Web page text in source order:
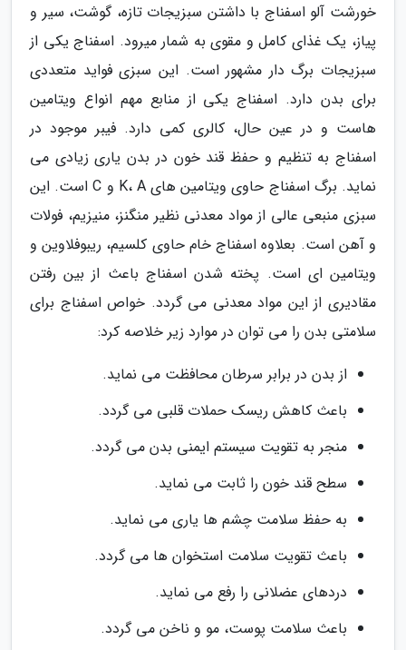
خورشت آلو اسفناج با داشتن سبزیجات تازه، گوشت، سیر و
پیاز، یک غذای کامل و مقوی به شمار میرود. اسفناج یکی از
سبزیجات برگ دار مشهور است. این سبزی فواید متعددی
برای بدن دارد. اسفناج یکی از منابع مهم انواع ویتامین
هاست و در عین حال، کالری کمی دارد. فیبر موجود در
اسفناج به تنظیم و حفظ قند خون در بدن یاری زیادی می
نماید. برگ اسفناج حاوی ویتامین های K، A و C است. این
سبزی منبعی عالی از مواد معدنی نظیر منگنز، منیزیم، فولات
و آهن است. بعلاوه اسفناج خام حاوی کلسیم، ریبوفلاوین و
ویتامین ای است. پخته شدن اسفناج باعث از بین رفتن
مقادیری از این مواد معدنی می گردد. خواص اسفناج برای
سلامتی بدن را می توان در موارد زیر خلاصه کرد:
از بدن در برابر سرطان محافظت می نماید.
باعث کاهش ریسک حملات قلبی می گردد.
منجر به تقویت سیستم ایمنی بدن می گردد.
سطح قند خون را ثابت می نماید.
به حفظ سلامت چشم ها یاری می نماید.
باعث تقویت سلامت استخوان ها می گردد.
دردهای عضلانی را رفع می نماید.
باعث سلامت پوست، مو و ناخن می گردد.